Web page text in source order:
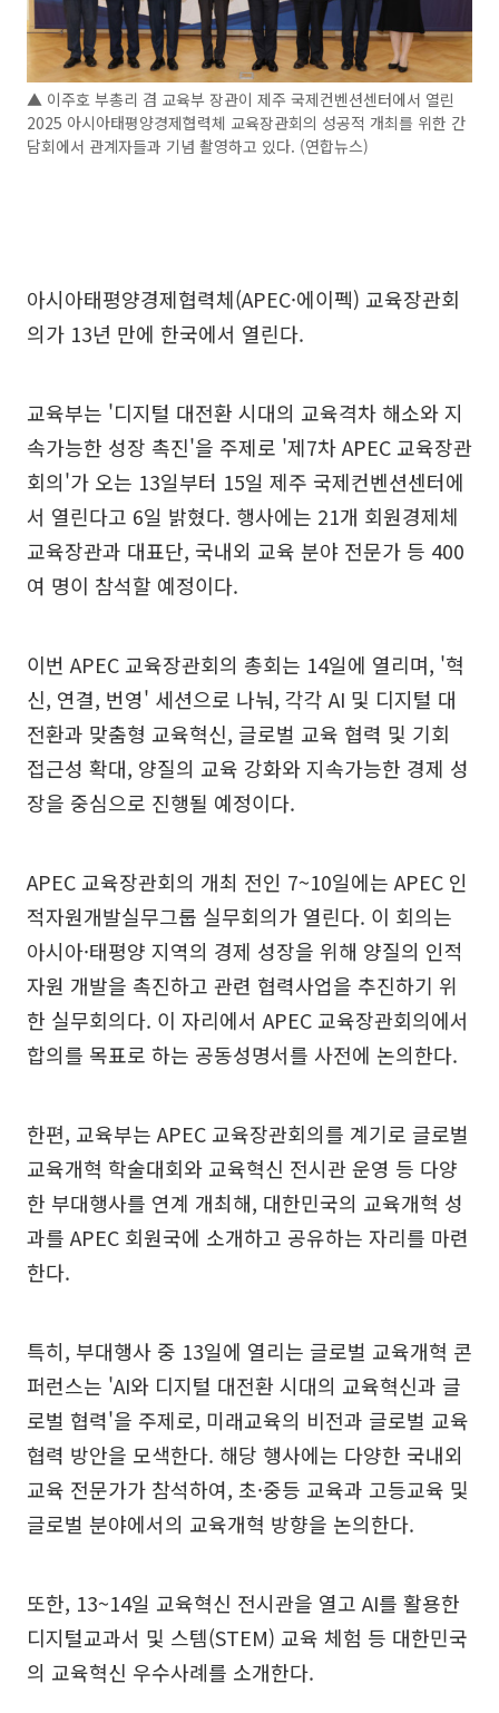
▲ 이주호 부총리 겸 교육부 장관이 제주 국제컨벤션센터에서 열린
2025 아시아태평양경제협력체 교육장관회의 성공적 개최를 위한 간
담회에서 관계자들과 기념 촬영하고 있다. (연합뉴스)
아시아태평양경제협력체(APEC·에이펙) 교육장관회
의가 13년 만에 한국에서 열린다.
교육부는 '디지털 대전환 시대의 교육격차 해소와 지
속가능한 성장 촉진'을 주제로 '제7차 APEC 교육장관
회의'가 오는 13일부터 15일 제주 국제컨벤션센터에
서 열린다고 6일 밝혔다. 행사에는 21개 회원경제체
교육장관과 대표단, 국내외 교육 분야 전문가 등 400
여 명이 참석할 예정이다.
이번 APEC 교육장관회의 총회는 14일에 열리며, '혁
신, 연결, 번영' 세션으로 나눠, 각각 AI 및 디지털 대
전환과 맞춤형 교육혁신, 글로벌 교육 협력 및 기회
접근성 확대, 양질의 교육 강화와 지속가능한 경제 성
장을 중심으로 진행될 예정이다.
APEC 교육장관회의 개최 전인 7~10일에는 APEC 인
적자원개발실무그룹 실무회의가 열린다. 이 회의는
아시아·태평양 지역의 경제 성장을 위해 양질의 인적
자원 개발을 촉진하고 관련 협력사업을 추진하기 위
한 실무회의다. 이 자리에서 APEC 교육장관회의에서
합의를 목표로 하는 공동성명서를 사전에 논의한다.
한편, 교육부는 APEC 교육장관회의를 계기로 글로벌
교육개혁 학술대회와 교육혁신 전시관 운영 등 다양
한 부대행사를 연계 개최해, 대한민국의 교육개혁 성
과를 APEC 회원국에 소개하고 공유하는 자리를 마련
한다.
특히, 부대행사 중 13일에 열리는 글로벌 교육개혁 콘
퍼런스는 'AI와 디지털 대전환 시대의 교육혁신과 글
로벌 협력'을 주제로, 미래교육의 비전과 글로벌 교육
협력 방안을 모색한다. 해당 행사에는 다양한 국내외
교육 전문가가 참석하여, 초·중등 교육과 고등교육 및
글로벌 분야에서의 교육개혁 방향을 논의한다.
또한, 13~14일 교육혁신 전시관을 열고 AI를 활용한
디지털교과서 및 스템(STEM) 교육 체험 등 대한민국
의 교육혁신 우수사례를 소개한다.